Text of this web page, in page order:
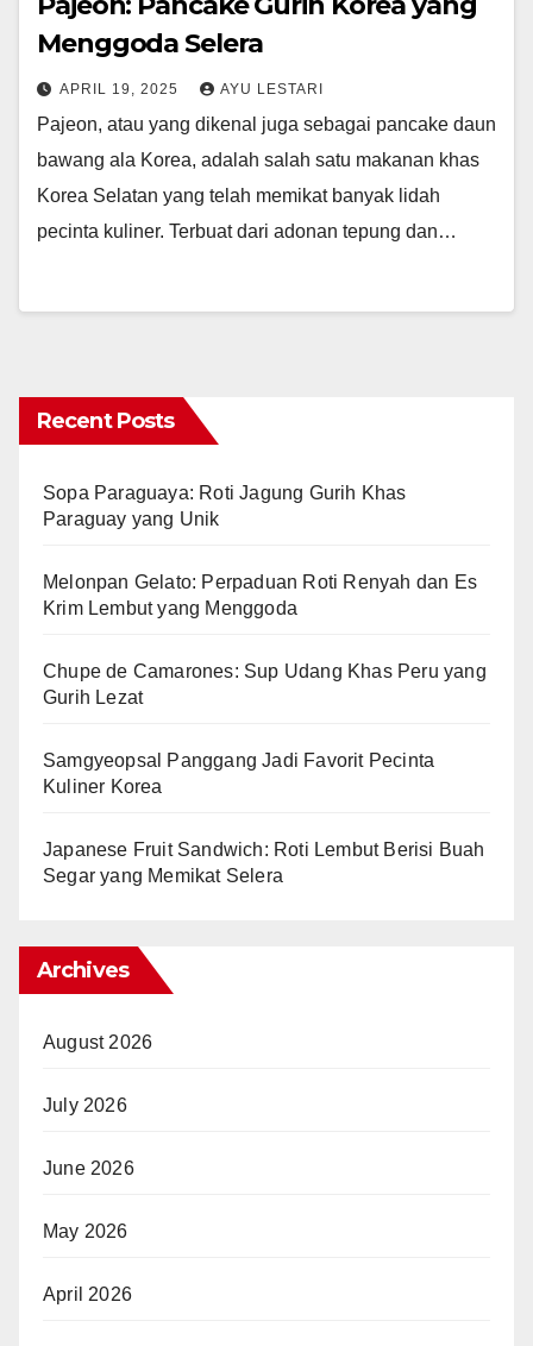
Menggoda Selera
APRIL 19, 2025 AYU LESTARI
Pajeon, atau yang dikenal juga sebagai pancake daun
bawang ala Korea, adalah salah satu makanan khas
Korea Selatan yang telah memikat banyak lidah
pecinta kuliner. Terbuat dari adonan tepung dan…
Recent Posts
Sopa Paraguaya: Roti Jagung Gurih Khas
Paraguay yang Unik
Melonpan Gelato: Perpaduan Roti Renyah dan Es
Krim Lembut yang Menggoda
Chupe de Camarones: Sup Udang Khas Peru yang
Gurih Lezat
Samgyeopsal Panggang Jadi Favorit Pecinta
Kuliner Korea
Japanese Fruit Sandwich: Roti Lembut Berisi Buah
Segar yang Memikat Selera
Archives
August 2026
July 2026
June 2026
May 2026
April 2026